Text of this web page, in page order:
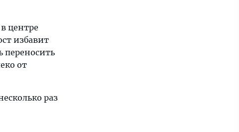
центре
избавит
переносить
от
раз